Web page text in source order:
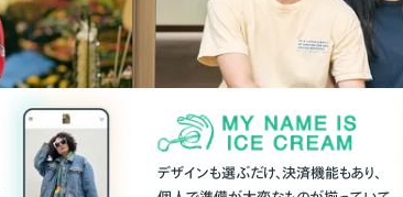
デザインも選ぶだけ、決済機能もあり、